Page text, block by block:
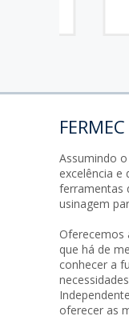
FERMEC
Assumindo
excelência e
ferramentas
usinagem
Oferecemos
que há de
conhecer a
oferecer as